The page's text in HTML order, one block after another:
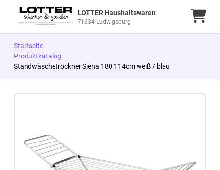
LOTTER Haushaltswaren
71634 Ludwigsburg
Startseite
Produktkatalog
Standwäschetrockner Siena 180 114cm weiß / blau